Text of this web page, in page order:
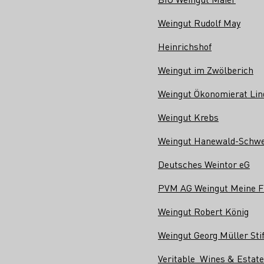
Weingut Rudolf May
Heinrichshof
Weingut im Zwölberich
Weingut Ökonomierat
Weingut Krebs
Weingut Hanewald-
Deutsches Weintor eG
PVM AG Weingut Meine
Weingut Robert König
Weingut Georg Müller
Veritable Wines &